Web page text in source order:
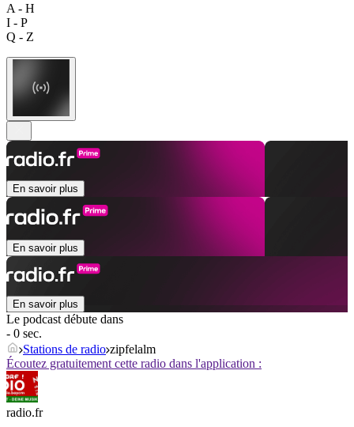
A - H
I - P
Q - Z
En savoir plus
En savoir plus
En savoir plus
Le podcast débute dans
- 0 sec.
Stations de radio zipfelalm
Écoutez gratuitement cette radio dans l'application :
radio.fr